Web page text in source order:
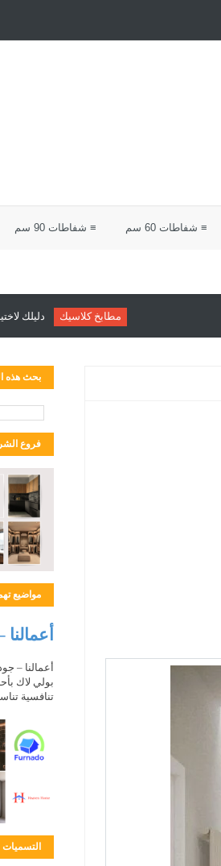
≡ شفاطات 60 سم ≡ شفاطات 90 سم
دليلك لاختيار مطابخ كلاسيك
بحث هذه
فروع
مواضيع
أعمالنا –
بولي لاك
تنافسية
التسميات